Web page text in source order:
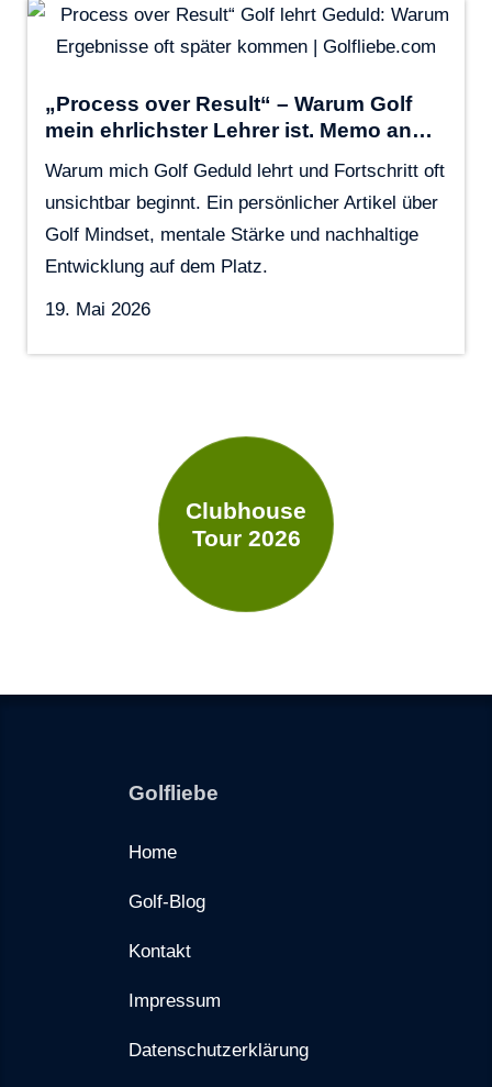
„Process over Result“ – Warum Golf
mein ehrlichster Lehrer ist. Memo an…
Warum mich Golf Geduld lehrt und Fortschritt oft
unsichtbar beginnt. Ein persönlicher Artikel über
Golf Mindset, mentale Stärke und nachhaltige
Entwicklung auf dem Platz.
19. Mai 2026
Clubhouse
Tour 2026
Golfliebe
Home
Golf-Blog
Kontakt
Impressum
Datenschutzerklärung